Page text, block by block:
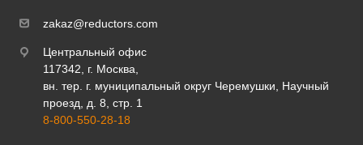
zakaz@reductors.com
Центральный офис
117342, г. Москва,
вн. тер. г. муниципальный округ Черемушки, Научный
проезд, д. 8, стр. 1
8-800-550-28-18